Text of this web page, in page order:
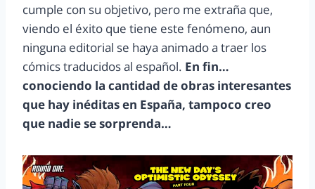
cumple con su objetivo, pero me extraña que,
viendo el éxito que tiene este fenómeno, aun
ninguna editorial se haya animado a traer los
cómics traducidos al español. En fin…
conociendo la cantidad de obras interesantes
que hay inéditas en España, tampoco creo
que nadie se sorprenda…